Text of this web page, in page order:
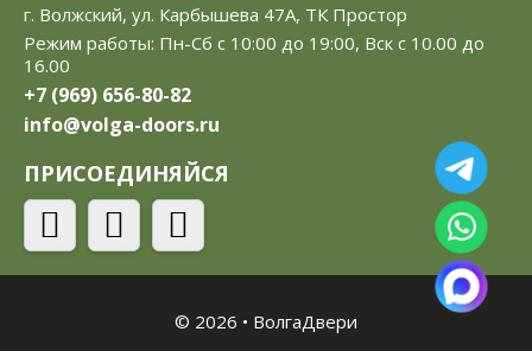
г. Волжский, ул. Карбышева 47А, ТК Простор
Режим работы: Пн-Сб с 10:00 до 19:00, Вск с 10.00 до
16.00
+7 (969) 656-80-82
info@volga-doors.ru
ПРИСОЕДИНЯЙСЯ
© 2026 • ВолгаДвери